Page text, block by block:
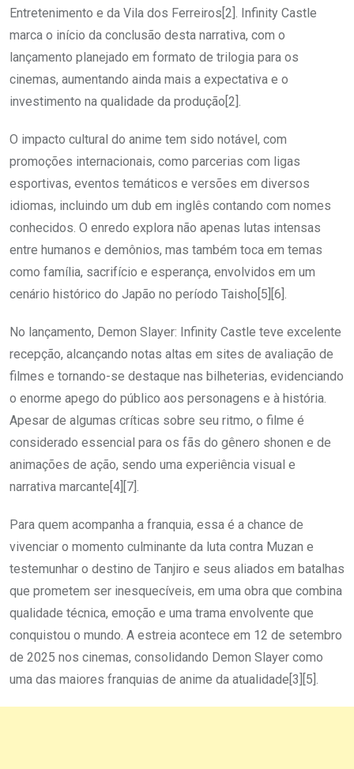
Entretenimento e da Vila dos Ferreiros[2]. Infinity Castle
marca o início da conclusão desta narrativa, com o
lançamento planejado em formato de trilogia para os
cinemas, aumentando ainda mais a expectativa e o
investimento na qualidade da produção[2].
O impacto cultural do anime tem sido notável, com
promoções internacionais, como parcerias com ligas
esportivas, eventos temáticos e versões em diversos
idiomas, incluindo um dub em inglês contando com nomes
conhecidos. O enredo explora não apenas lutas intensas
entre humanos e demônios, mas também toca em temas
como família, sacrifício e esperança, envolvidos em um
cenário histórico do Japão no período Taisho[5][6].
No lançamento, Demon Slayer: Infinity Castle teve excelente
recepção, alcançando notas altas em sites de avaliação de
filmes e tornando-se destaque nas bilheterias, evidenciando
o enorme apego do público aos personagens e à história.
Apesar de algumas críticas sobre seu ritmo, o filme é
considerado essencial para os fãs do gênero shonen e de
animações de ação, sendo uma experiência visual e
narrativa marcante[4][7].
Para quem acompanha a franquia, essa é a chance de
vivenciar o momento culminante da luta contra Muzan e
testemunhar o destino de Tanjiro e seus aliados em batalhas
que prometem ser inesquecíveis, em uma obra que combina
qualidade técnica, emoção e uma trama envolvente que
conquistou o mundo. A estreia acontece em 12 de setembro
de 2025 nos cinemas, consolidando Demon Slayer como
uma das maiores franquias de anime da atualidade[3][5].